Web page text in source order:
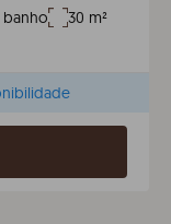
banho
30 m²